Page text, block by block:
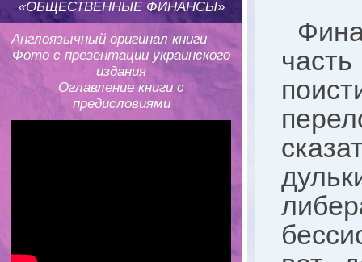
«ОБЩЕСТВЕННЫЕ ФИНАНСЫ»
Англоязычный оригинал книги
Фото с презентации украинского
издания
Оглавление книги с
предисловиями